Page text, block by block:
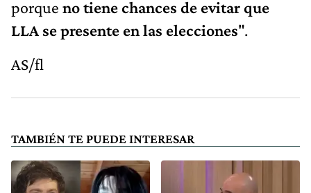
LLA se presente en las elecciones".